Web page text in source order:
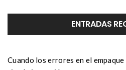
ENTRADAS
Cuando los errores en el empaque